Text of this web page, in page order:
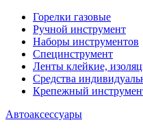
Горелки газовые
Ручной инструмент
Наборы инструментов
Специнструмент
Ленты клейкие,
Средства
Крепежный
Автоаксессуары